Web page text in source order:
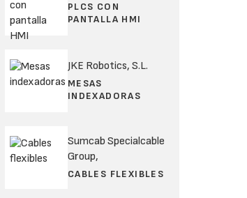
PLCS CON
PANTALLA HMI
JKE Robotics, S.L.
MESAS
INDEXADORAS
Sumcab Specialcable
Group,
CABLES FLEXIBLES